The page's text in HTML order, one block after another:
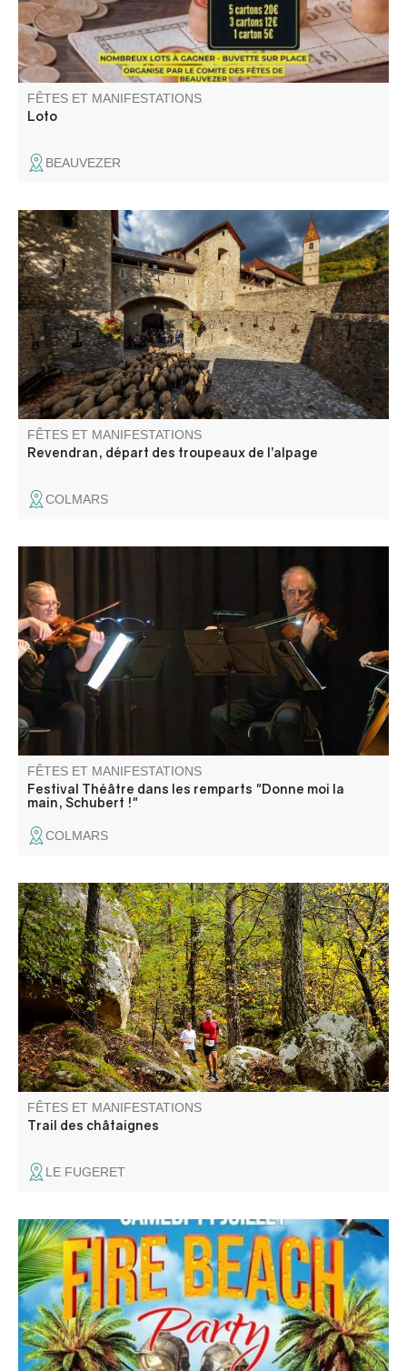
FÊTES ET MANIFESTATIONS
Loto
BEAUVEZER
La tradition de la transhumance à pied, inscrite au
patrimoine culturel immatériel de l’UNESCO, perdure
depuis des siècles. L’événement « Revendran » célèbre
la descente de l'alpage dans une ambiance conviviale
sublimée par les couleurs de l'automne.
FÊTES ET MANIFESTATIONS
Revendran, départ des troupeaux de l’alpage
COLMARS
Les dernières années du compositeur jouées par 4
comédiens et illustrées par ses compositions jouées en
direct par le quatuor à cordes. Un moment intense.
FÊTES ET MANIFESTATIONS
Festival Théâtre dans les remparts "Donne moi la
main, Schubert !"
COLMARS
L'association Fugeret Sports Loisirs vous propose un Trail
à travers la châtaigneraie et les sublimes couleurs de
l'automne.
FÊTES ET MANIFESTATIONS
Trail des châtaignes
LE FUGERET
L'amicale des sapeurs pompiers de Saint André les Alpes
vous propose l'aprèm porte ouverte de 14h à 18h, Happy
Hour de 18h à 20h suivi d'une soirée animée par DJ.
Buvette et Food truck sur place.